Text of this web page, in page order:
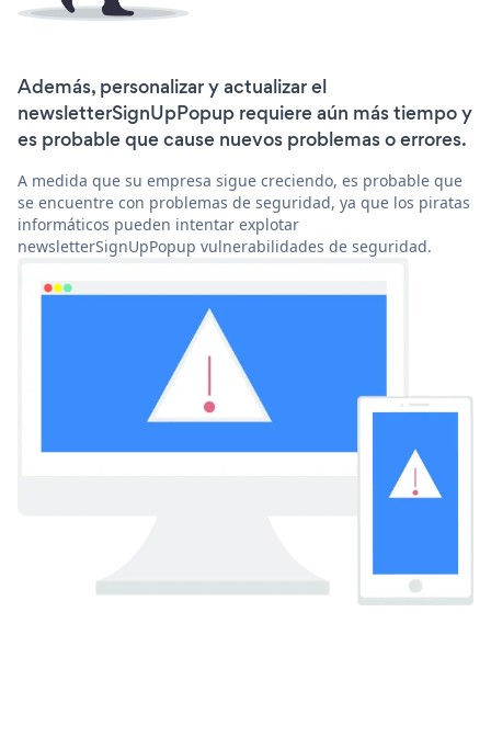
Además, personalizar y actualizar el
newsletterSignUpPopup requiere aún más tiempo y
es probable que cause nuevos problemas o errores.
A medida que su empresa sigue creciendo, es probable que
se encuentre con problemas de seguridad, ya que los piratas
informáticos pueden intentar explotar
newsletterSignUpPopup vulnerabilidades de seguridad.